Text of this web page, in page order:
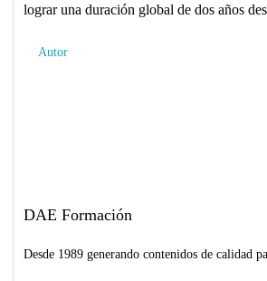
lograr una duración global de dos años
Autor
DAE Formación
Desde 1989 generando contenidos de calidad